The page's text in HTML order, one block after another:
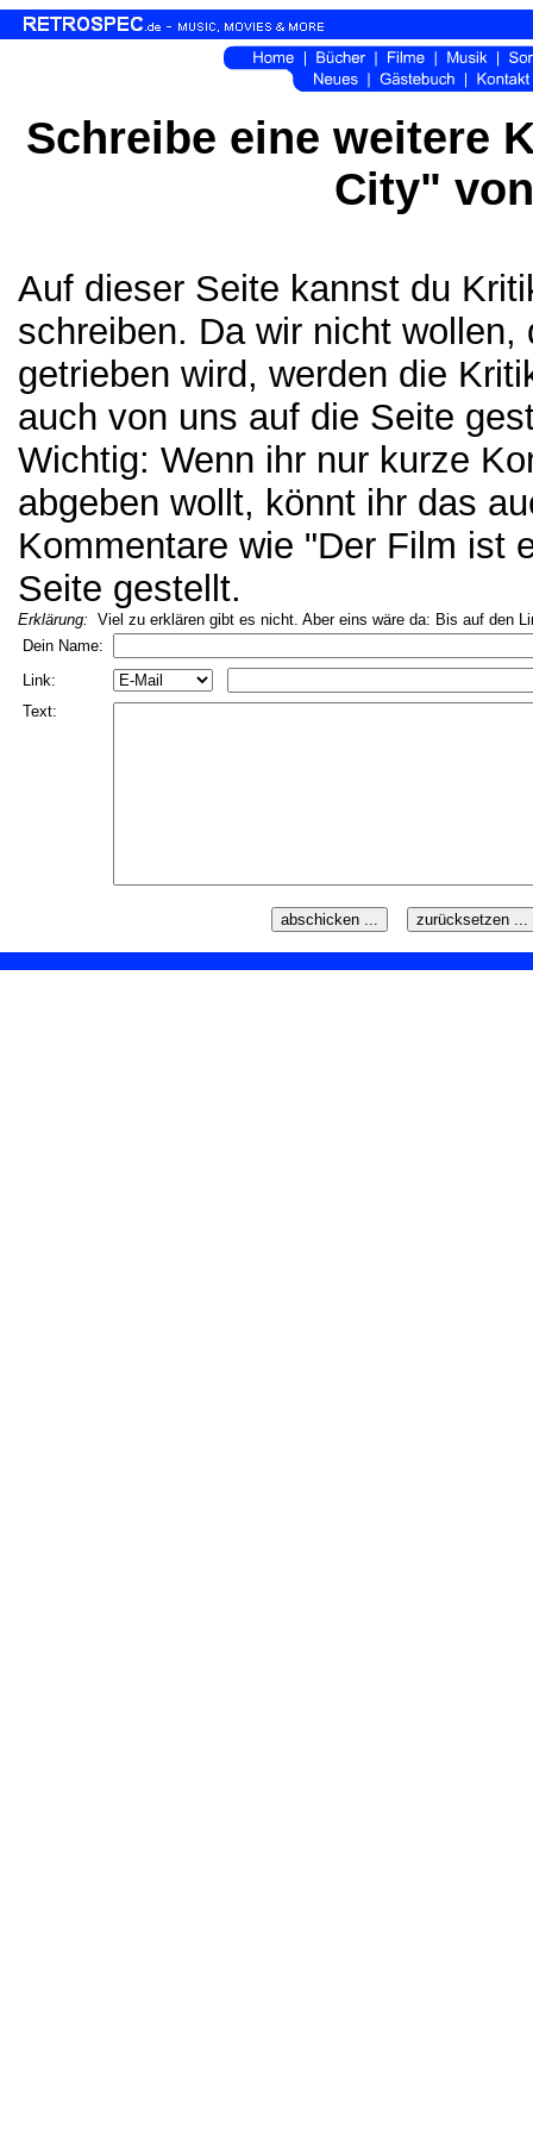
Schreibe eine weitere
City"
Auf dieser Seite kannst du
schreiben. Da wir nicht
getrieben wird, werden die
auch von uns auf die Seite
Wichtig: Wenn ihr nur kurze
abgeben wollt, könnt ihr das
Kommentare wie "Der Film ist
Seite gestellt.
Erklärung: Viel zu erklären gibt es nicht. Aber eins wäre da: Bis auf den
Dein Name:
Link:
Text: